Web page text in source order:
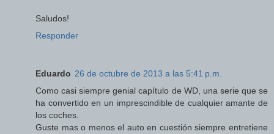
Saludos!
Responder
Eduardo 26 de octubre de 2013 a las 5:41 p.m.
Como casi siempre genial capítulo de WD, una serie que se
ha convertido en un imprescindible de cualquier amante de
los coches.
Guste mas o menos el auto en cuestión siempre entretiene